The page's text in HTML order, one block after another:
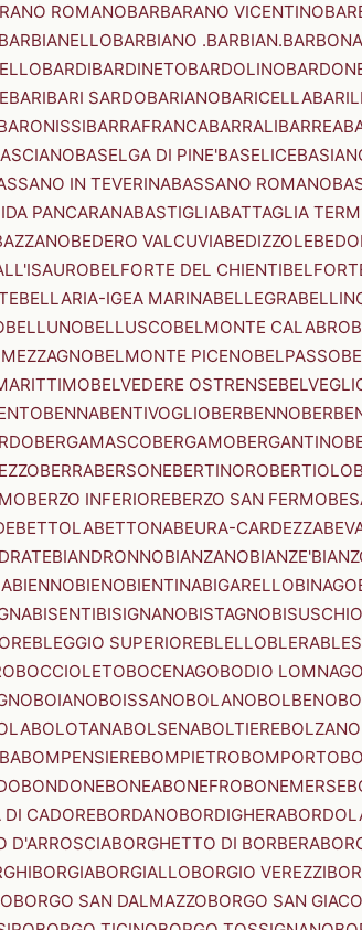
ROMANOBARBARANO VICENTINO
BARBIANELLOBARBIANO .BARBIAN.BARBONA
BARDIBARDINETOBARDOLINO
BARIBARI SARDOBARIANOBARICELLA
BARRAFRANCABARRALIBARREA
BASELGA DI PINE'BASELICE
IN TEVERINABASSANO ROMANO
PANCARANABASTIGLIABATTAGLIA
BEDERO VALCUVIABEDIZZOLE
BELFORTE DEL CHIENTI
BELLARIA-IGEA MARINABELLEGRA
BELLUNOBELLUSCOBELMONTE CALABRO
BELMONTE PICENOBELPASSO
BELVEDERE OSTRENSE
BENNABENTIVOGLIOBERBENNO
BERGAMASCOBERGAMOBERGANTINO
BERRABERSONEBERTINOROBERTIOLO
BERZO INFERIOREBERZO SAN FERMO
BETTOLABETTONABEURA-CARDEZZA
BIANDRONNOBIANZANOBIANZE'
BIENNOBIENOBIENTINABIGARELLOBINAGO
BISENTIBISIGNANOBISTAGNOBISUSCHIO
BLEGGIO SUPERIOREBLELLOBLERA
BOCCIOLETOBOCENAGOBODIO LOMNAGO
BOIANOBOISSANOBOLANOBOLBENO
BOLOTANABOLSENABOLTIERE
BOMPENSIEREBOMPIETROBOMPORTO
BONDONEBONEABONEFROBONEMERSE
DI CADOREBORDANOBORDIGHERA
D'ARROSCIABORGHETTO DI BORBERA
BORGIABORGIALLOBORGIO VEREZZI
BORGO SAN DALMAZZOBORGO SAN